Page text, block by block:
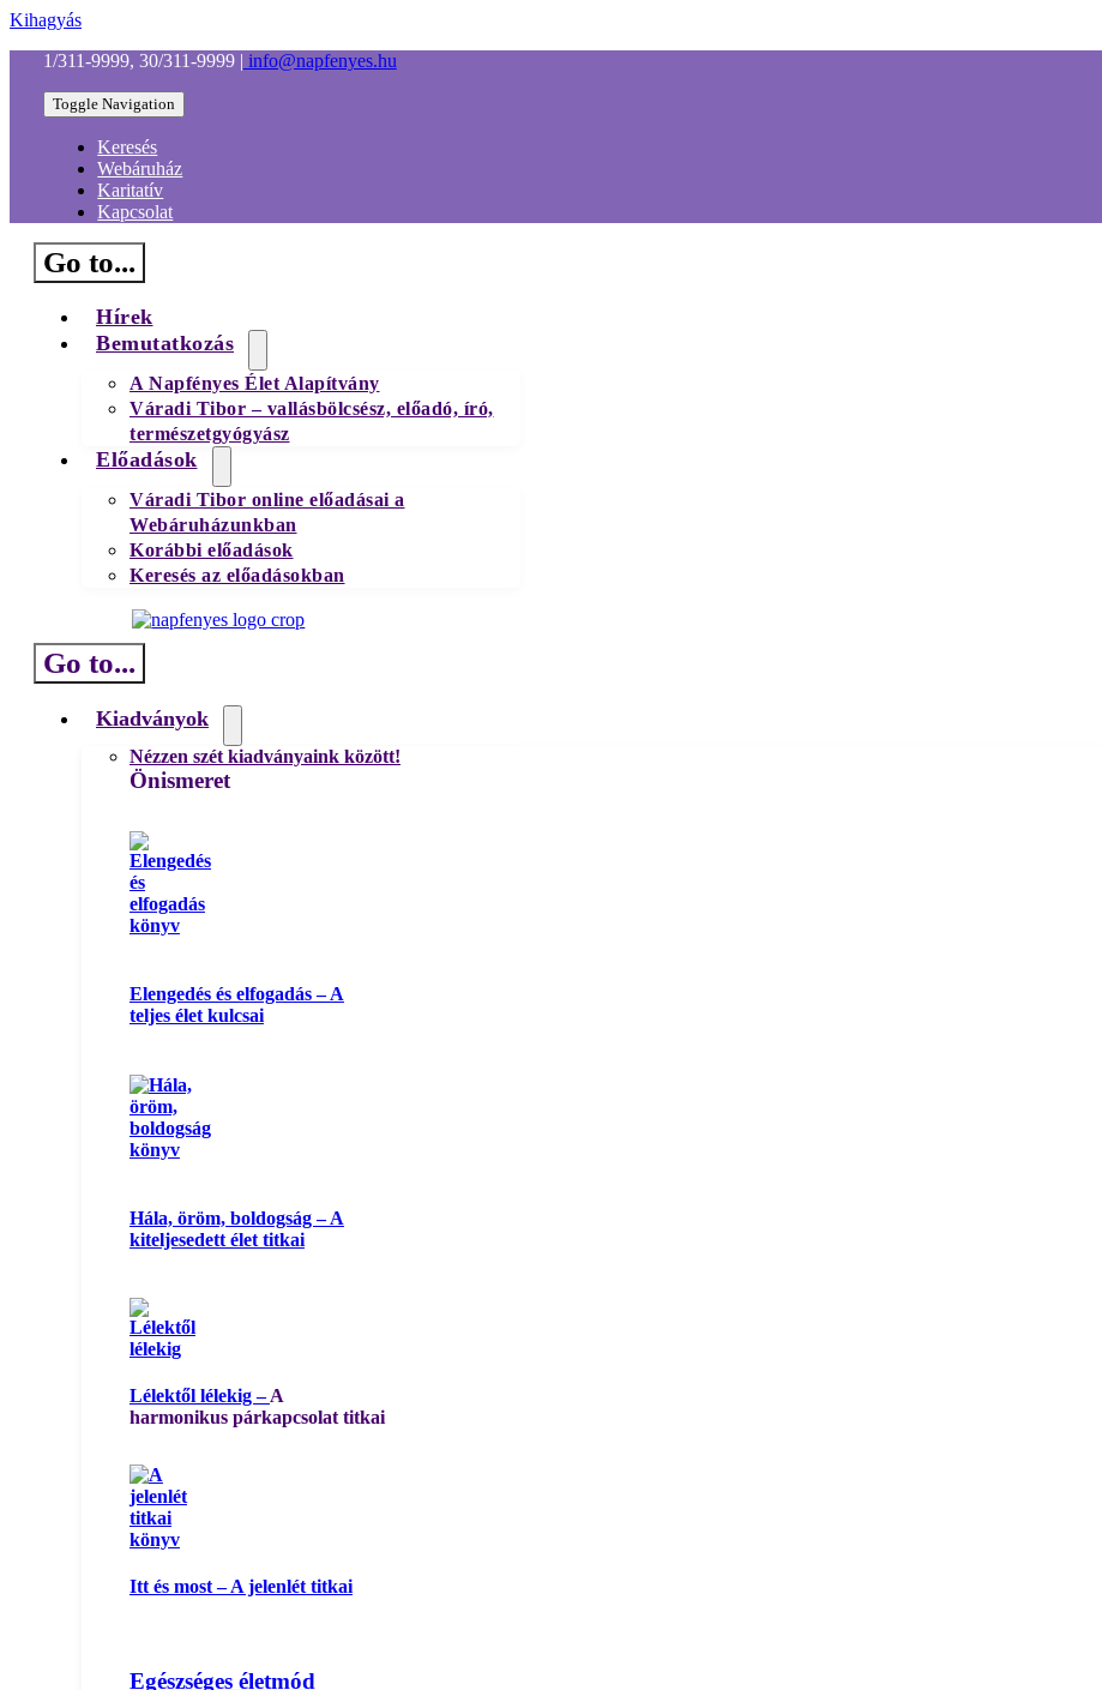
Kihagyás
1/311-9999, 30/311-9999 | info@napfenyes.hu
Toggle Navigation
Keresés
Webáruház
Karitatív
Kapcsolat
Go to...
Hírek
Bemutatkozás
A Napfényes Élet Alapítvány
Váradi Tibor – vallásbölcsész, előadó, író,
természetgyógyász
Előadások
Váradi Tibor online előadásai a
Webáruházunkban
Korábbi előadások
Keresés az előadásokban
Go to...
Kiadványok
Nézzen szét kiadványaink között!
Önismeret
Elengedés és elfogadás – A
teljes élet kulcsai
Hála, öröm, boldogság – A
kiteljesedett élet titkai
Lélektől lélekig –A
harmonikus párkapcsolat titkai
Itt és most – A jelenlét titkai
Egészséges életmód